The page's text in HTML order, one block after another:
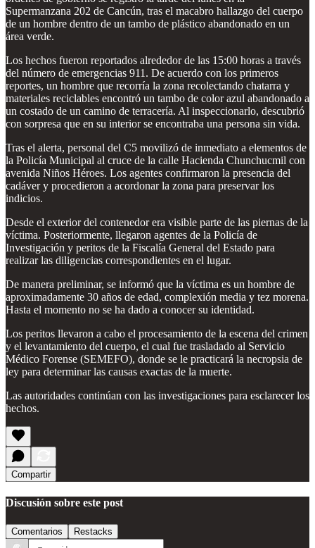
Supermanzana 202 de Cancún, tras el macabro hallazgo del cuerpo
de un hombre dentro de un tambo de plástico abandonado en un
área verde.
Los hechos fueron reportados alrededor de las 15:00 horas a través
del número de emergencias 911. De acuerdo con los primeros
reportes, un hombre que recorría la zona recolectando chatarra y
materiales reciclables encontró un tambo de color azul abandonado a
un costado de un camino de terracería. Al inspeccionarlo, descubrió
con sorpresa que en su interior se encontraba una persona sin vida.
Tras el alerta, personal del C5 movilizó de inmediato a elementos de
la Policía Municipal al cruce de la calle Hacienda Chunchucmil con
avenida Niños Héroes. Los agentes confirmaron la presencia del
cadáver y procedieron a acordonar la zona para preservar los
indicios.
Desde el exterior del contenedor era visible parte de las piernas de la
víctima. Posteriormente, llegaron agentes de la Policía de
Investigación y peritos de la Fiscalía General del Estado para
realizar las diligencias correspondientes en el lugar.
De manera preliminar, se informó que la víctima es un hombre de
aproximadamente 30 años de edad, complexión media y tez morena.
Hasta el momento no se ha dado a conocer su identidad.
Los peritos llevaron a cabo el procesamiento de la escena del crimen
y el levantamiento del cuerpo, el cual fue trasladado al Servicio
Médico Forense (SEMEFO), donde se le practicará la necropsia de
ley para determinar las causas exactas de la muerte.
Las autoridades continúan con las investigaciones para esclarecer los
hechos.
Compartir
Discusión sobre este post
Comentarios Restacks